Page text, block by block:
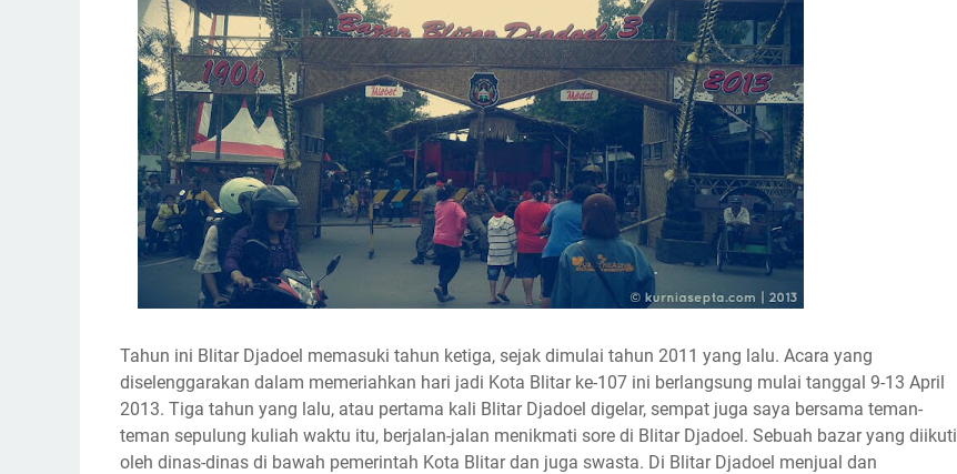
Tahun ini Blitar Djadoel memasuki tahun ketiga, sejak dimulai tahun 2011 yang lalu. Acara yang
diselenggarakan dalam memeriahkan hari jadi Kota Blitar ke-107 ini berlangsung mulai tanggal 9-13 April
2013. Tiga tahun yang lalu, atau pertama kali Blitar Djadoel digelar, sempat juga saya bersama teman-
teman sepulung kuliah waktu itu, berjalan-jalan menikmati sore di Blitar Djadoel. Sebuah bazar yang diikuti
oleh dinas-dinas di bawah pemerintah Kota Blitar dan juga swasta. Di Blitar Djadoel menjual dan